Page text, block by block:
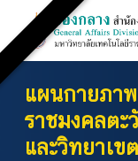
main
content
แผนกายภา
ราชมงคลต
และวิทยาเ